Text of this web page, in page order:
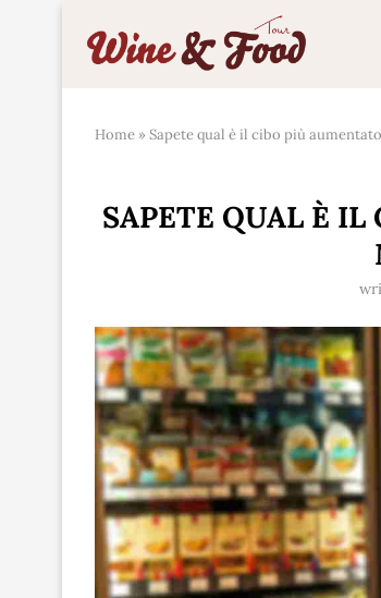
Home »Sapete qual è il cibo più
SAPETE QUAL È